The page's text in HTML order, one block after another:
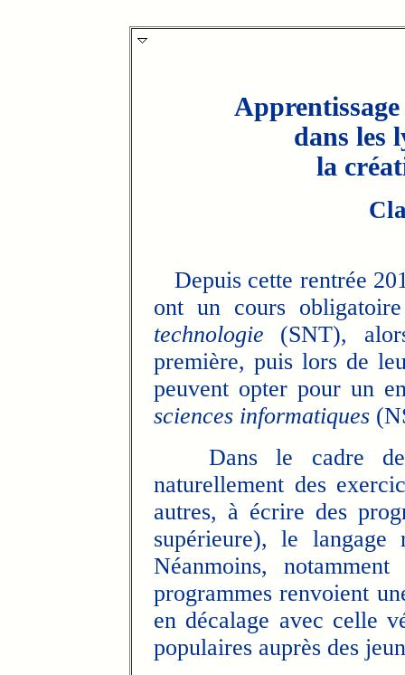
dans les
la
Depuis cette rentrée
ont un cours
technologie (SNT),
première, puis lors de
peuvent opter pour un
sciences informatiques
Dans le cadre de
naturellement des
autres, à écrire des
supérieure), le langage
Néanmoins,
programmes renvoient
en décalage avec celle
populaires auprès des